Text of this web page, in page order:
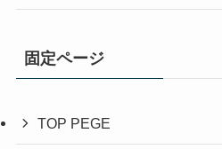
固定ページ
TOP PEGE